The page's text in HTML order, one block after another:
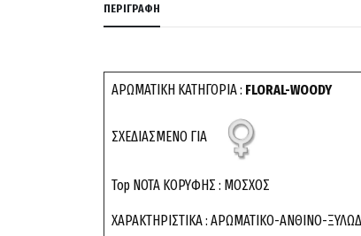
ΠΕΡΙΓΡΑΦΉ
ΑΡΩΜΑΤΙΚΗ ΚΑΤΗΓΟΡΙΑ : FLORAL-WOODY
ΣΧΕΔΙΑΣΜΕΝΟ ΓΙΑ
Top ΝΟΤΑ ΚΟΡΥΦΗΣ : ΜΟΣΧΟΣ
ΧΑΡΑΚΤΗΡΙΣΤΙΚΑ : ΑΡΩΜΑΤΙΚΟ-ΑΝΘΙΝΟ-